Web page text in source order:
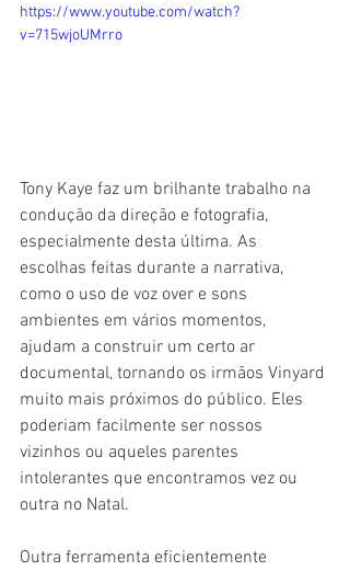
https://www.youtube.com/watch?
v=715wjoUMrro
Tony Kaye faz um brilhante trabalho na
condução da direção e fotografia,
especialmente desta última. As
escolhas feitas durante a narrativa,
como o uso de voz over e sons
ambientes em vários momentos,
ajudam a construir um certo ar
documental, tornando os irmãos Vinyard
muito mais próximos do público. Eles
poderiam facilmente ser nossos
vizinhos ou aqueles parentes
intolerantes que encontramos vez ou
outra no Natal.
Outra ferramenta eficientemente